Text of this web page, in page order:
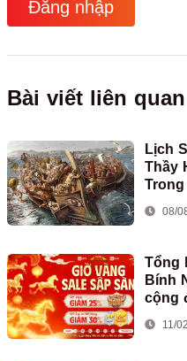
Đăng nhập
Bài viết liên quan
Lịch
Thầy
08/
Tổng
Bính
cộng
11/